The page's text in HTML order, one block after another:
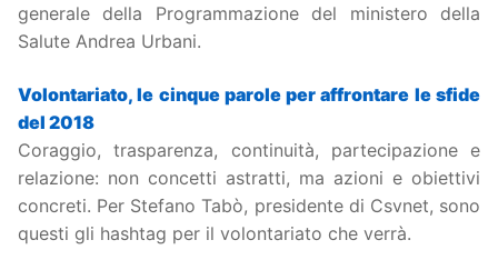
generale della Programmazione del ministero della
Salute Andrea Urbani.
Volontariato, le cinque parole per affrontare le sfide
del 2018
Coraggio, trasparenza, continuità, partecipazione e
relazione: non concetti astratti, ma azioni e obiettivi
concreti. Per Stefano Tabò, presidente di Csvnet, sono
questi gli hashtag per il volontariato che verrà.